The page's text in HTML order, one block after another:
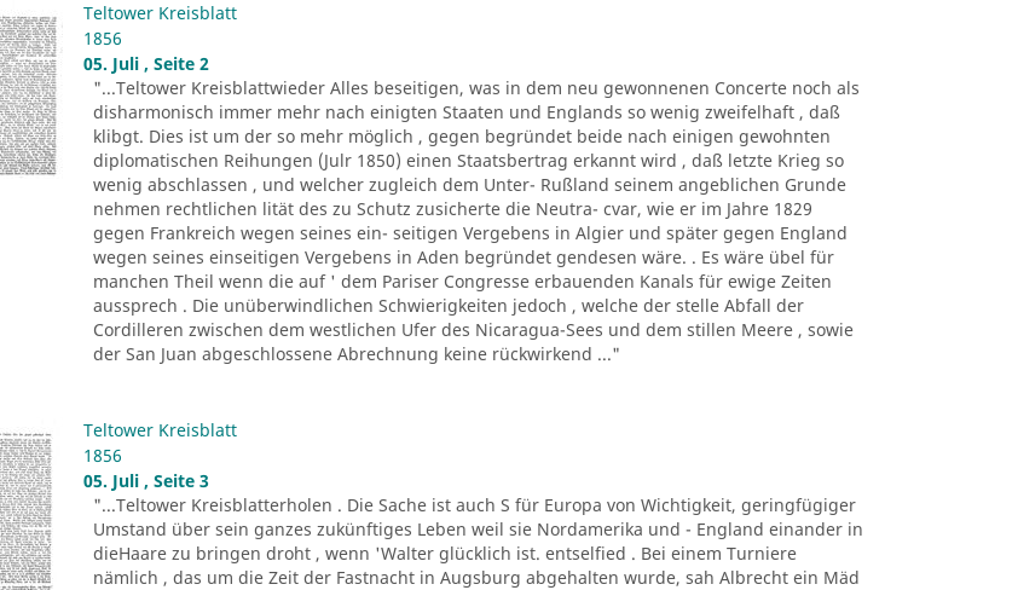
Teltower Kreisblatt
1856
05. Juli , Seite 2
"...Teltower Kreisblattwieder Alles beseitigen, was in dem neu gewonnenen Concerte noch als
disharmonisch immer mehr nach einigten Staaten und Englands so wenig zweifelhaft , daß
klibgt. Dies ist um der so mehr möglich , gegen begründet beide nach einigen gewohnten
diplomatischen Reihungen (Julr 1850) einen Staatsbertrag erkannt wird , daß letzte Krieg so
wenig abschlassen , und welcher zugleich dem Unter- Rußland seinem angeblichen Grunde
nehmen rechtlichen lität des zu Schutz zusicherte die Neutra- cvar, wie er im Jahre 1829
gegen Frankreich wegen seines ein- seitigen Vergebens in Algier und später gegen England
wegen seines einseitigen Vergebens in Aden begründet gendesen wäre. . Es wäre übel für
manchen Theil wenn die auf ' dem Pariser Congresse erbauenden Kanals für ewige Zeiten
aussprech . Die unüberwindlichen Schwierigkeiten jedoch , welche der stelle Abfall der
Cordilleren zwischen dem westlichen Ufer des Nicaragua-Sees und dem stillen Meere , sowie
der San Juan abgeschlossene Abrechnung keine rückwirkend ..."
Teltower Kreisblatt
1856
05. Juli , Seite 3
"...Teltower Kreisblatterholen . Die Sache ist auch S für Europa von Wichtigkeit, geringfügiger
Umstand über sein ganzes zukünftiges Leben weil sie Nordamerika und - England einander in
dieHaare zu bringen droht , wenn 'Walter glücklich ist. entselfied . Bei einem Turniere
nämlich , das um die Zeit der Fastnacht in Augsburg abgehalten wurde, sah Albrecht ein Mäd